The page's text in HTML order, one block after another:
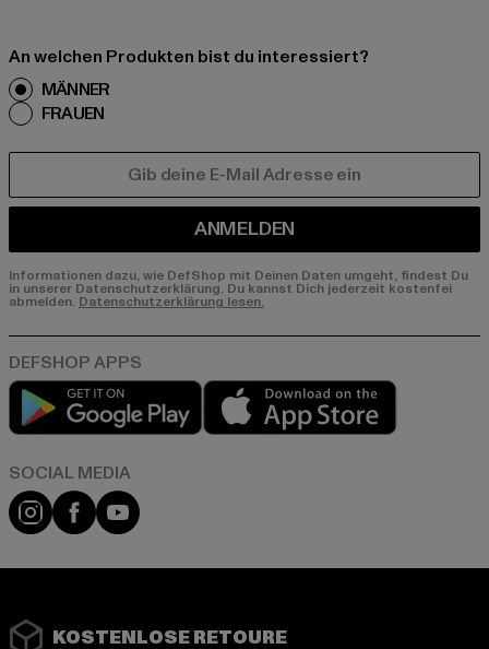
An welchen Produkten bist du interessiert?
MÄNNER
FRAUEN
ANMELDEN
Informationen dazu, wie DefShop mit Deinen Daten umgeht, findest Du
in unserer Datenschutzerklärung. Du kannst Dich jederzeit kostenfei
abmelden. Datenschutzerklärung lesen.
Play market
Instagram
FacebookYouTube
KOSTENLOSE RETOURE